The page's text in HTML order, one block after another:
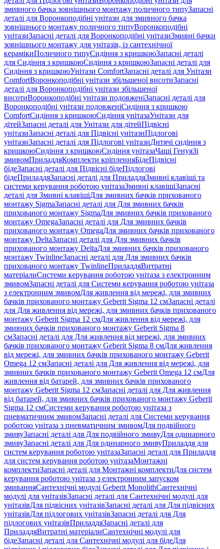
змивного бачка зовнішнього монтажу поличного типуЗапасні
деталі для Воронкоподібні унітази для змивного бачка
зовнішнього монтажу поличного типуВоронкоподібні
унітазиЗапасні деталі для Воронкоподібні унітазиЗмивні бачки
зовнішнього монтажу для унітазів, із сантехнічної
керамікиПоличного типуСидіння з кришкоюЗапасні деталі
для Сидіння з кришкоюСидіння з кришкоюЗапасні деталі для
Сидіння з кришкоюУнітази ComfortЗапасні деталі для Унітази
ComfortВоронкоподібні унітази збільшеної висотиЗапасні
деталі для Воронкоподібні унітази збільшеної
висотиВоронкоподібні унітази подовженіЗапасні деталі для
Воронкоподібні унітази подовженіСидіння з кришкою
ComfortСидіння з кришкоюСидіння унітазаУнітази для
дітейЗапасні деталі для Унітази для дітейПідвісні
унітазиЗапасні деталі для Підвісні унітазиПідлогові
унітазиЗапасні деталі для Підлогові унітазиДитячі сидіння з
кришкоюСидіння з кришкоюСидіння унітазаЧаші ГенуяЗі
змивомПриладдяКомплекти кріпленняБідеПідвісні
бідеЗапасні деталі для Підвісні бідеПідлогові
бідеПриладдяЗапасні деталі для ПриладдяЗмивні клавіші та
системи керування роботою унітазаЗмивні клавішіЗапасні
деталі для Змивні клавішіДля змивних бачків прихованого
монтажу SigmaЗапасні деталі для Для змивних бачків
прихованого монтажу SigmaДля змивних бачків прихованого
монтажу OmegaЗапасні деталі для Для змивних бачків
прихованого монтажу OmegaДля змивних бачків прихованого
монтажу DeltaЗапасні деталі для Для змивних бачків
прихованого монтажу DeltaДля змивних бачків прихованого
монтажу TwinlineЗапасні деталі для Для змивних бачків
прихованого монтажу TwinlineПриладдяВитратні
матеріалиСистеми керування роботою унітаза з електронним
змивомЗапасні деталі для Системи керування роботою унітаза
з електронним змивомДля живлення від мережі, для змивних
бачків прихованого монтажу Geberit Sigma 12 смЗапасні деталі
для Для живлення від мережі, для змивних бачків прихованого
монтажу Geberit Sigma 12 смДля живлення від мережі, для
змивних бачків прихованого монтажу Geberit Sigma 8
смЗапасні деталі для Для живлення від мережі, для змивних
бачків прихованого монтажу Geberit Sigma 8 смДля живлення
від мережі, для змивних бачків прихованого монтажу Geberit
Omega 12 смЗапасні деталі для Для живлення від мережі, для
змивних бачків прихованого монтажу Geberit Omega 12 смДля
живлення від батарей, для змивних бачків прихованого
монтажу Geberit Sigma 12 смЗапасні деталі для Для живлення
від батарей, для змивних бачків прихованого монтажу Geberit
Sigma 12 смСистеми керування роботою унітаза з
пневматичним змивомЗапасні деталі для Системи керування
роботою унітаза з пневматичним змивомДля подвійного
змивуЗапасні деталі для Для подвійного змивуДля одинарного
змивуЗапасні деталі для Для одинарного змивуПриладдя для
систем керування роботою унітазаЗапасні деталі для Приладдя
для систем керування роботою унітазаМонтажні
комплектиЗапасні деталі для Монтажні комплектиДля систем
керування роботою унітаза з електронним запуском
змиванняСантехнічні модулі Geberit MonolithСантехнічні
модулі для унітазівЗапасні деталі для Сантехнічні модулі для
унітазівДля підвісних унітазівЗапасні деталі для Для підвісних
унітазівДля підлогових унітазівЗапасні деталі для Для
підлогових унітазівПриладдяЗапасні деталі для
ПриладдяВитратні матеріалиСантехнічні модулі для
бідеЗапасні деталі для Сантехнічні модулі для бідеДля